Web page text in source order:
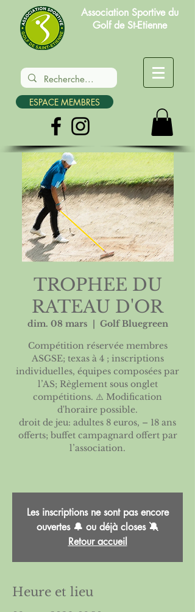
Association Sportive du
Golf de St-Etienne
ESPACE MEMBRES
TROPHEE DU
RATEAU D'OR
dim. 08 mars
Golf Bluegreen
Compétition réservée membres
ASGSE; texas à 4 ; inscriptions
individuelles, équipes composées par
l’AS; Règlement sous onglet
compétitions. ⚠️ Modification
d'horaire possible.
droit de jeu: adultes 8 euros, – 18 ans
offerts; buffet campagnard offert par
l’association.
Les inscriptions ne sont pas encore
ouvertes 🔔 ou déjà closes 🔕
Retour accueil
Heure et lieu